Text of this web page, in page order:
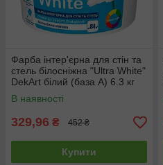
Фарба інтер'єрна для стін та
стель білосніжна "Ultra White"
DekArt білий (база А) 6.3 кг
В наявності
329,96 ₴ 452 ₴
Купити